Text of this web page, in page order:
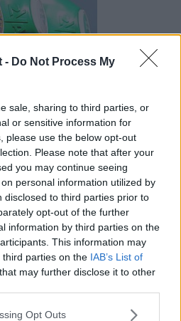
- Do Not Process My
sale, sharing to third parties, or
or sensitive information for
please use the below opt-out
Please note that after your
you may continue seeing
personal information utilized by
disclosed to third parties prior to
opt-out of the further
information by third parties on the
This information may
parties on the IAB’s List of
that may further disclose it to other
Opt Outs
carburante in provincia di Livorno.
più economici dove fare
Questi i prezzi dei carburantirilevati
Ministero dello sviluppo